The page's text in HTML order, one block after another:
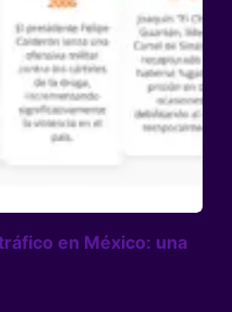
en México: una